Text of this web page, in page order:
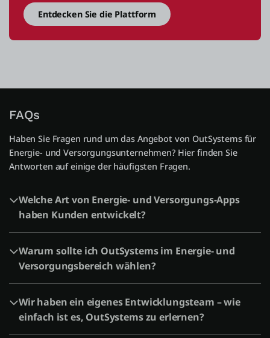
Entdecken Sie die Plattform
FAQs
Haben Sie Fragen rund um das Angebot von OutSystems für
Energie- und Versorgungsunternehmen? Hier finden Sie
Antworten auf einige der häufigsten Fragen.
Welche Art von Energie- und Versorgungs-Apps
haben Kunden entwickelt?
Warum sollte ich OutSystems im Energie- und
Versorgungsbereich wählen?
Wir haben ein eigenes Entwicklungsteam – wie
einfach ist es, OutSystems zu erlernen?